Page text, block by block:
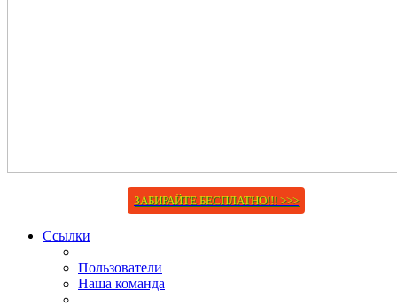
ЗАБИРАЙТЕ БЕСПЛАТНО!!! >>>
Ссылки
Пользователи
Наша команда